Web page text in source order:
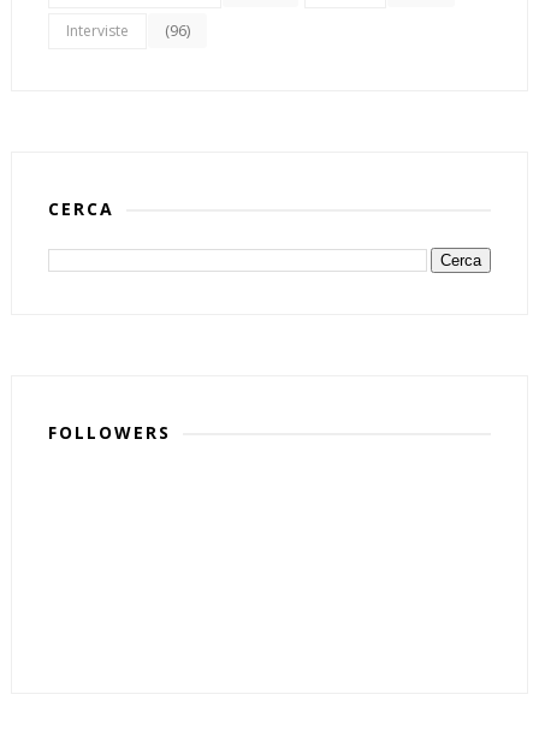
Interviste (96)
CERCA
FOLLOWERS